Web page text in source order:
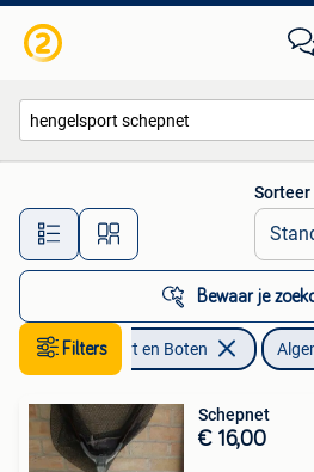
Alle afstanden…
Sorteer
Bewaar je
Filters
Watersport en Boten
Schepnet
€ 16,00